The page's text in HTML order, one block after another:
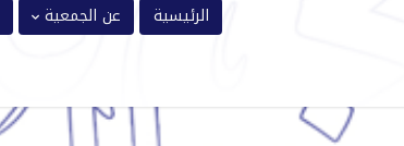
الرئيسية عن الجمعية